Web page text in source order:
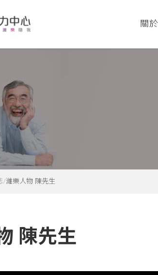
關
濰樂人物 陳先生
陳先生